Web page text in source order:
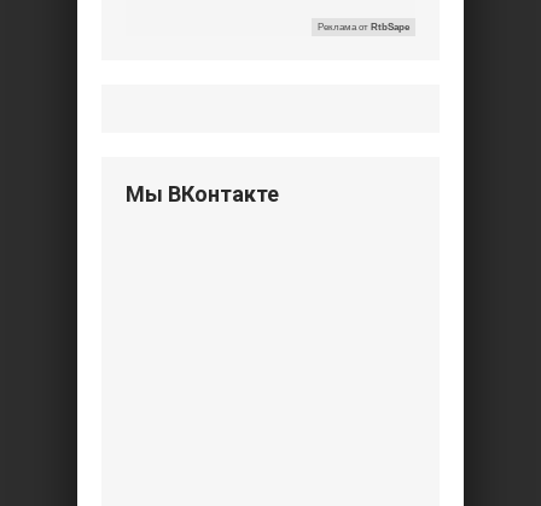
Реклама от RtbSape
Мы ВКонтакте